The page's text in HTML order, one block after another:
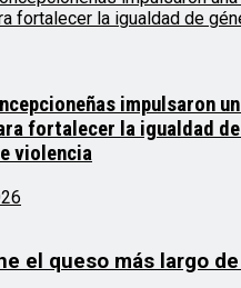
impulsaron
fortalecer la igualdad
violencia
el queso más largo